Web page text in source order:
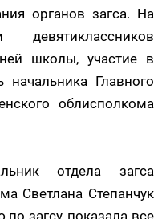
органов загса. На
девятиклассников
школы, участие в
Главного
облисполкома
отдела загса
Светлана Степанчук
загсу, показала все